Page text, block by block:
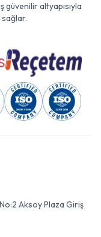
altyapısıyla
Aksoy Plaza Giriş